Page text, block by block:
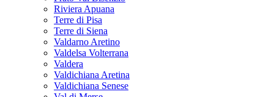
Riviera Apuana
Terre di Pisa
Terre di Siena
Valdarno Aretino
Valdelsa Volterrana
Valdera
Valdichiana Aretina
Valdichiana Senese